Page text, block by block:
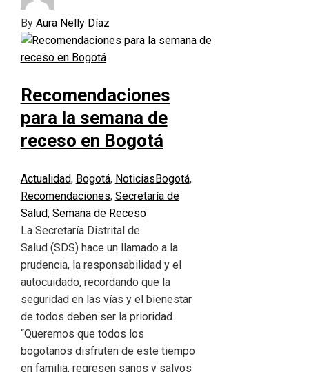
By Aura Nelly Díaz
Recomendaciones
para la semana de
receso en Bogotá
Actualidad, Bogotá, Noticias Bogotá,
Recomendaciones, Secretaría de
Salud, Semana de Receso
La Secretaría Distrital de
Salud (SDS) hace un llamado a la
prudencia, la responsabilidad y el
autocuidado, recordando que la
seguridad en las vías y el bienestar
de todos deben ser la prioridad.
“Queremos que todos los
bogotanos disfruten de este tiempo
en familia, regresen sanos y salvos